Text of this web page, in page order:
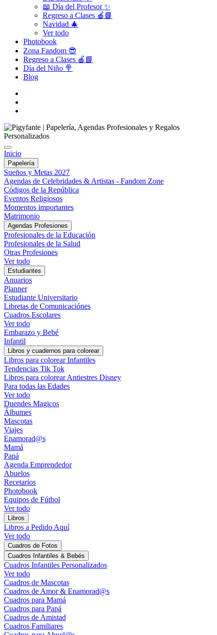
📖 Día del Profesor ✨
Regreso a Clases 🍎📘
Navidad 🎄
Ver todo
Photobook
Zona Fandom 😎
Regreso a Clases 🍎📘
Día del Niño 🍭
Blog
Inicio
Papelería
Sueños y Metas 2027
Agendas de Celebridades & Artistas - Fandom Zone
Códigos de la República
Eventos Religiosos
Momentos importantes
Matrimonio
Agendas Profesiones
Profesionales de la Educación
Profesionales de la Salud
Otras Profesiones
Ver todo
Estudiantes
Anuarios
Planner
Estudiante Universitario
Libretas de Comunicaciónes
Cuadros Escolares
Ver todo
Embarazo y Bebé
Infantil
Libros y cuadernos para colorear
Libros para colorear Infantiles
Tendencias Tik Tok
Libros para colorear Antiestres Disney
Para todas las Edades
Ver todo
Duendes Magicos
Álbumes
Mascotas
Viajes
Enamorad@s
Mamá
Papá
Agenda Emprendedor
Abuelos
Recetarios
Photobook
Equipos de Fútbol
Ver todo
Libros
Libros a Pedido Aquí
Ver todo
Cuadros de Fotos
Cuadros Infantiles & Bebés
Cuadros Infantiles Personalizados
Ver todo
Cuadros de Mascotas
Cuadros de Amor & Enamorad@s
Cuadros para Mamá
Cuadros para Papá
Cuadros de Amistad
Cuadros Familiares